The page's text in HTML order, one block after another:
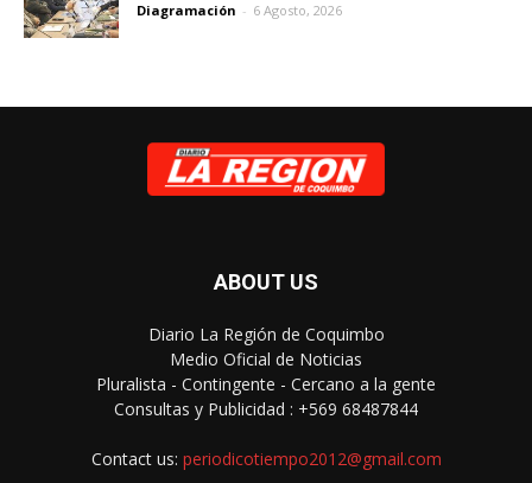
Diagramación - 6 Agosto, 2026
ABOUT US
Diario La Región de Coquimbo
Medio Oficial de Noticias
Pluralista - Contingente - Cercano a la gente
Consultas y Publicidad : +569 68487844
Contact us: periodicotiempo2012@gmail.com